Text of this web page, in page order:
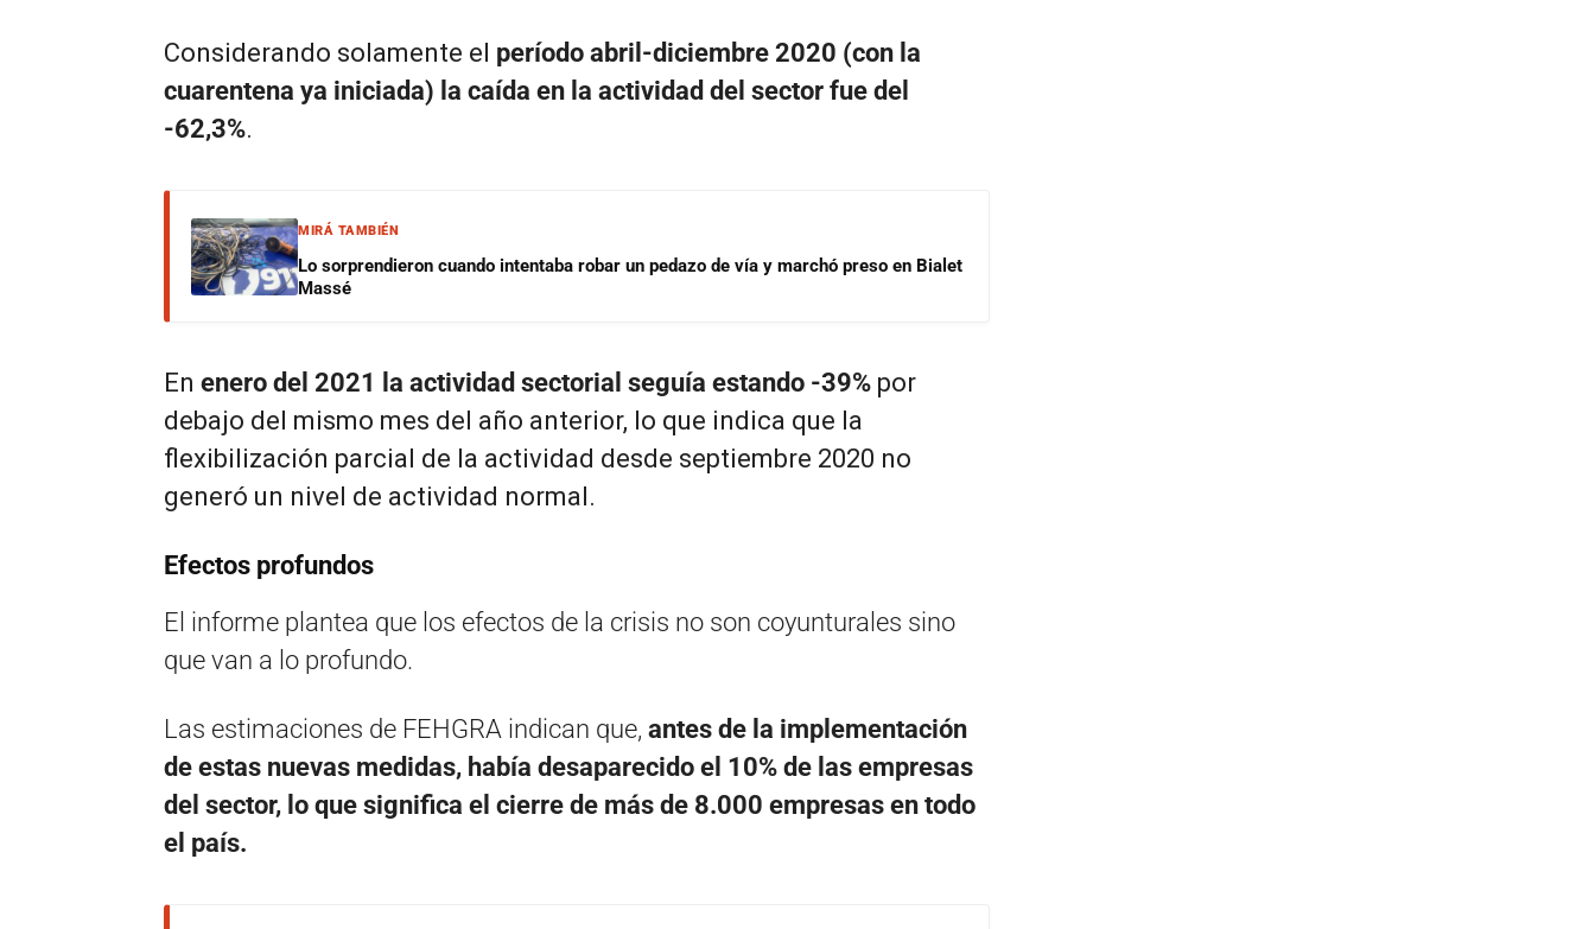
Considerando solamente el período abril-diciembre 2020 (con la
cuarentena ya iniciada) la caída en la actividad del sector fue del
-62,3%.
MIRÁ TAMBIÉN
Lo sorprendieron cuando intentaba robar un pedazo de vía y marchó preso en Bialet
Massé
En enero del 2021 la actividad sectorial seguía estando -39% por
debajo del mismo mes del año anterior, lo que indica que la
flexibilización parcial de la actividad desde septiembre 2020 no
generó un nivel de actividad normal.
Efectos profundos
El informe plantea que los efectos de la crisis no son coyunturales sino
que van a lo profundo.
Las estimaciones de FEHGRA indican que, antes de la implementación
de estas nuevas medidas, había desaparecido el 10% de las empresas
del sector, lo que significa el cierre de más de 8.000 empresas en todo
el país.